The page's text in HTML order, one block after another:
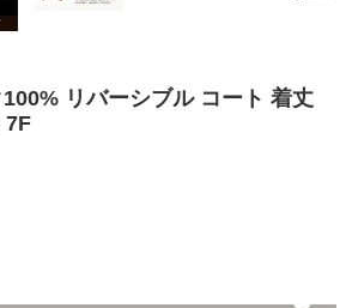
リバーシブル コート 着丈
7F